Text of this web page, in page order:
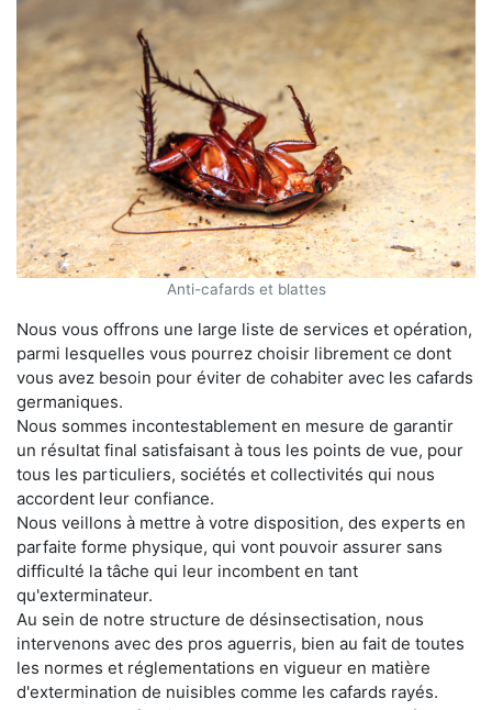
Anti-cafards et blattes
Nous vous offrons une large liste de services et opération,
parmi lesquelles vous pourrez choisir librement ce dont
vous avez besoin pour éviter de cohabiter avec les cafards
germaniques.
Nous sommes incontestablement en mesure de garantir
un résultat final satisfaisant à tous les points de vue, pour
tous les particuliers, sociétés et collectivités qui nous
accordent leur confiance.
Nous veillons à mettre à votre disposition, des experts en
parfaite forme physique, qui vont pouvoir assurer sans
difficulté la tâche qui leur incombent en tant
qu'exterminateur.
Au sein de notre structure de désinsectisation, nous
intervenons avec des pros aguerris, bien au fait de toutes
les normes et réglementations en vigueur en matière
d'extermination de nuisibles comme les cafards rayés.